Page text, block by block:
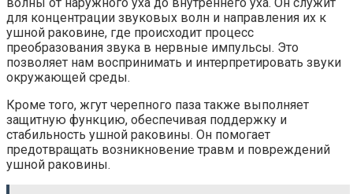
для концентрации звуковых волн и направления их к
ушной раковине, где происходит процесс
преобразования звука в нервные импульсы. Это
позволяет нам воспринимать и интерпретировать звуки
окружающей среды.
Кроме того, жгут черепного паза также выполняет
защитную функцию, обеспечивая поддержку и
стабильность ушной раковины. Он помогает
предотвращать возникновение травм и повреждений
ушной раковины.